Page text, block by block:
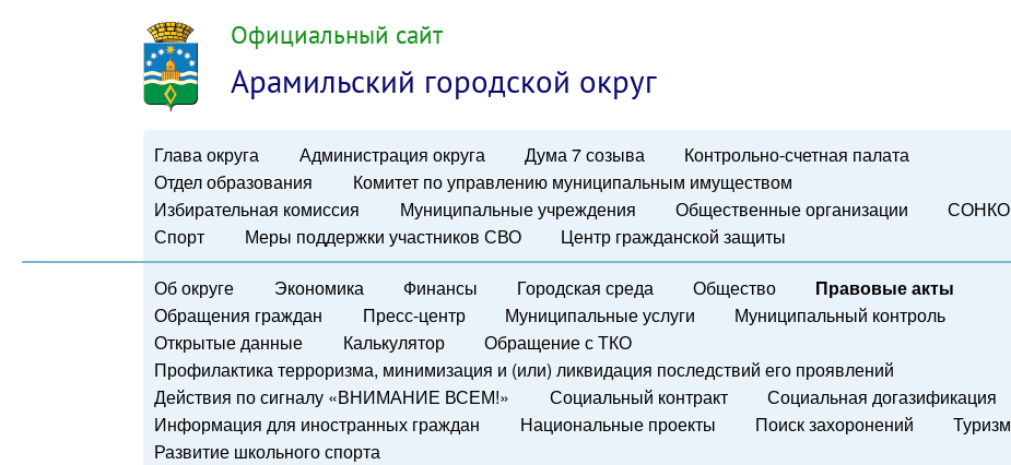
Официальный сайт
Арамильский городской округ
Глава округа Администрация округа Дума 7 созыва
Контрольно-счетная палата
Отдел образования
Комитет по управлению муниципальным имуществом
Избирательная комиссия
Муниципальные учреждения Общественные организации
СОНКО
Спорт
Меры поддержки участников СВО Центр гражданской защиты
Об округе Экономика Финансы Городская среда Общество
Правовые акты
Обращения граждан
Пресс-центр Муниципальные услуги
Муниципальный контроль
Открытые данные
Калькулятор
Обращение с ТКО
Профилактика терроризма, минимизация и (или) ликвидация последствий его проявлений
Действия по сигналу «ВНИМАНИЕ ВСЕМ!»
Социальный контракт
Социальная догазификация
Информация для иностранных граждан
Национальные проекты Поиск захоронений
Туризм
Развитие школьного спорта